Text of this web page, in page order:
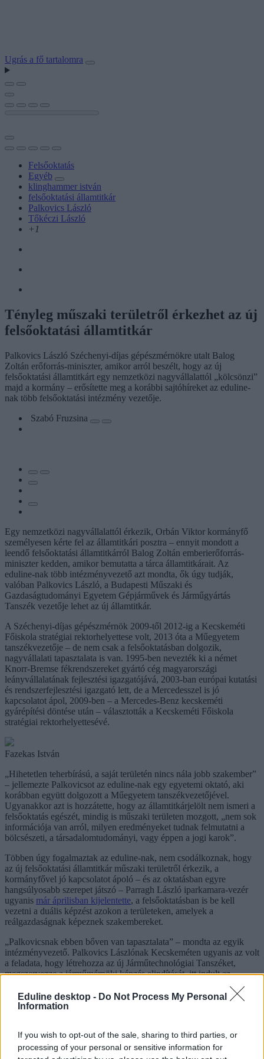
Eduline desktop - Do Not Process My Personal
Information
If you wish to opt-out of the sale, sharing to third parties, or
processing of your personal or sensitive information for
Ugrás a fő tartalomra
Felsőoktatás
Egyéb
klinghammer istván
felsőoktatási államtitkár
Palkovics László
Tőkéczi László
+1
Tényleg műszaki területről érkezhet az új
felsőoktatási államtitkár
Palkovics László Széchenyi-díjas gépészmérnökre utalt Balog
Zoltán erőforrás-miniszter, amikor arról beszélt, hogy az új
felsőoktatási államtitkárt egy nemzetközi nagyvállalattól „kölcsönzi”
majd a kormány – erősítette meg a korábbi sajtóhíreket az eduline-
nak több felsőoktatási intézmény vezetője.
Szabó Fruzsina
Egy nemzetközi nagyvállalattól érkezik, Orbán Viktor kormányfő
személyesen kérte fel az államtitkári posztra – ennyit mondott a
leendő felsőoktatási államtitkárról Balog Zoltán emberierőforrás-
miniszter kedden, amikor bemutatta a tárca államtitkárait. Az
eduline-nak több intézményvezető azt mondta, ők úgy tudják,
valóban Palkovics László, a Budapesti Műszaki és
Gazdaságtudományi Egyetem Gépjárművek és Járműgyártás
Tanszék vezetője lehet az új államtitkár.
A Széchenyi-díjas gépészmérnök 2009-től 2012-ig a Kecskeméti
Főiskola stratégiai rektorhelyettese volt, 2013 óta a Műegyetem
tanszékvezetője – de nem csak a felsőoktatásban dolgozik,
nagyvállalati tapasztalata is van. 1995-ben nevezték ki a német
Knorr-Bremse fékrendszereket gyártó cég magyarországi
leányvállalatának fejlesztési igazgatójává, 2003-ban európai kutatási
és rendszerfejlesztési igazgató lett, de a Mercedesszel is jó
kapcsolatot ápol, 2009-ben – a Mercedes-Benz kecskeméti
gyárépítési döntése után – választották a Kecskeméti Főiskola
stratégiai rektorhelyettesévé.
Fazekas István
„Hihetetlen teherbírású, a saját területén nincs nála jobb szakember”
– jellemezte Palkovicsot az eduline-nak egy egyetemi oktató, aki
korábban együtt dolgozott a Műegyetem tanszékvezetőjével.
Ugyanakkor azt is hozzátette, hogy az államtitkárjelölt nem ismeri a
felsőoktatás egészét, mindig is műszaki területen mozgott, „nem sok
információja van arról, milyen eredményeket tudnak felmutatni a
bölcsészeti, a társadalomtudományi, vagy éppen a jogi karok”.
Többen úgy fogalmaztak az eduline-nak, nem csodálkoznak, hogy
az új felsőoktatási államtitkár műszaki területről érkezik, a
kormányfővel jó kapcsolatot ápoló – és az oktatásban egyre
hangsúlyosabb szerepet játszó – Parragh László iparkamara-vezér
ugyanis már áprilisban kijelentette, a felsőoktatásban is be kell
vezetni a duális képzést azokon a területeken, amelyek a
reálgazdaságnak képeznek szakembereket.
„Palkovicsnak ebben bőven van tapasztalata” – mondta az egyik
intézményvezető. Palkovics Lászlónak Kecskeméten ugyanis az volt
a feladata, hogy létrehozza az új Járműtechnológiai Tanszéket,
megszervezze a járműmérnöki képzés elindítását, itt indult az